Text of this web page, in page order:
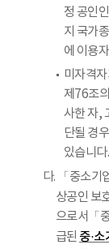
정 공인
지 국가
에 이용
미자격
제76조
사한 자,
단될 경
있습니다.
다. 「중소기
상공인 보
으로서「
급된 중·소